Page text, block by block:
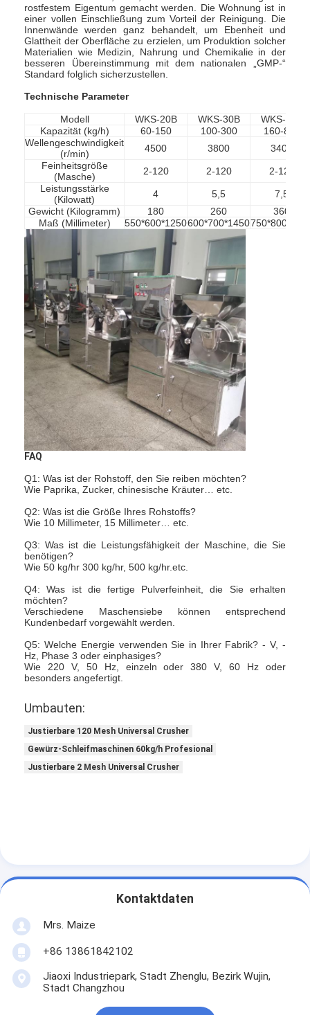
Startseite
Produkte
Über uns
Fabrik Tour
Qualitätskontrolle
Kontakt
Nachrichten
Alle Fälle
Zentrifugaler HochgeschwindigkeitsSprühtrockner
Mikrowellen-Vakuumtrockner
Druck-Sprühtrockner
Heißluft Oven Dryer
Horizontaler Band-Mischer
v-Art Pulvermischer
Vakuumschleuder
rostfestem Eigentum gemacht werden. Die Wohnung ist in
einer vollen Einschließung zum Vorteil der Reinigung. Die
Innenwände werden ganz behandelt, um Ebenheit und
Glattheit der Oberfläche zu erzielen, um Produktion solcher
Materialien wie Medizin, Nahrung und Chemikalie in der
besseren Übereinstimmung mit dem nationalen „GMP-“
Standard folglich sicherzustellen.
Technische Parameter
Modell WKS-20B WKS-30B
WKS-40B
Kapazität (kg/h)
60-150 100-300
160-800
Wellengeschwindigkeit
(r/min)
4500 3800
3400
Feinheitsgröße
(Masche)
2-120 2-120
2-120
Leistungsstärke
(Kilowatt)
4 5,5
7,5
Gewicht (Kilogramm)
180 260
360
Maß (Millimeter)
550*600*1250600*700*1450
FAQ
Q1: Was ist der Rohstoff, den Sie reiben möchten?
Wie Paprika, Zucker, chinesische Kräuter… etc.
Q2: Was ist die Größe Ihres Rohstoffs?
Wie 10 Millimeter, 15 Millimeter… etc.
Q3: Was ist die Leistungsfähigkeit der Maschine, die Sie
benötigen?
Wie 50 kg/hr 300 kg/hr, 500 kg/hr.etc.
Q4: Was ist die fertige Pulverfeinheit, die Sie erhalten
möchten?
Verschiedene Maschensiebe können entsprechend
Kundenbedarf vorgewählt werden.
Q5: Welche Energie verwenden Sie in Ihrer Fabrik? - V, -
Hz, Phase 3 oder einphasiges?
Wie 220 V, 50 Hz, einzeln oder 380 V, 60 Hz oder
besonders angefertigt.
Umbauten:
Justierbare 120 Mesh Universal Crusher
Gewürz-Schleifmaschinen 60kg/h Profesional
Justierbare 2 Mesh Universal Crusher
Kontaktdaten
Mrs. Maize
+86 13861842102
Jiaoxi Industriepark, Stadt Zhenglu, Bezirk Wujin,
Stadt Changzhou